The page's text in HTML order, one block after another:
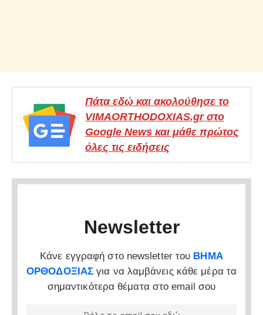
Πάτα εδώ και ακολούθησε το
VIMAORTHODOXIAS.gr στο
Google News και μάθε πρώτος
όλες τις ειδήσεις
Newsletter
Κάνε εγγραφή στο newsletter του ΒΗΜΑ
ΟΡΘΟΔΟΞΙΑΣ για να λαμβάνεις κάθε μέρα τα
σημαντικότερα θέματα στο email σου